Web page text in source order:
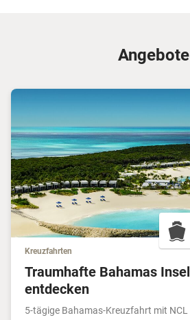
Angebote
Kreuzfahrten
Traumhafte Bahamas Insel
entdecken
5-tägige Bahamas-Kreuzfahrt mit NCL